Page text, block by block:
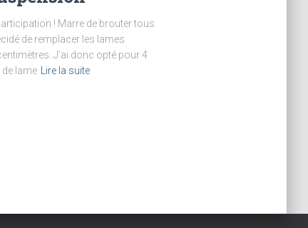
! Marre de brouter tous
de remplacer les lames
J’ai donc opté pour 4
de lame
Lire la suite